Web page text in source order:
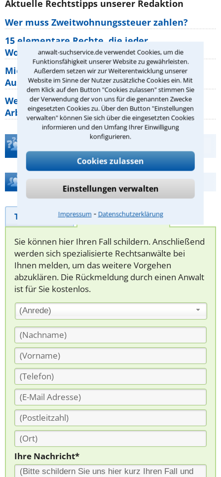
anwalt-suchservice.de verwendet Cookies, um die
Funktionsfähigkeit unserer Website zu gewährleisten.
Außerdem setzen wir zur Weiterentwicklung unserer
Website im Sinne der Nutzer zusätzliche Cookies ein. Mit
dem Klick auf den Button "Cookies zulassen" stimmen Sie
der Verwendung der von uns für die genannten Zwecke
eingesetzten Cookies zu. Über den Button "Einstellungen
verwalten" können Sie sich über die eingesetzten Cookies
informieren und den Umfang Ihrer Einwilligung
konfigurieren.
Cookies zulassen
Einstellungen verwalten
Impressum ⁃ Datenschutzerklärung
Aktuelle Rechtstipps unserer Redaktion
Wer muss Zweitwohnungssteuer zahlen?
15 elementare Rechte, die jeder
Wohnungseigentümer kennen sollte
Mietpreisbremse 2026: Alle Regeln,
Ausnahmen und Rechte für Mieter
Welche Regeln für Teilnahme, Urlaub,
Arbeitszeit gelten beim
Hilfe bei Ihrer Anwaltsuche?
Telefonhilfe Beratungsanfrage
Sie können hier Ihren Fall schildern. Anschließend
werden sich spezialisierte Rechtsanwälte bei
Ihnen melden, um das weitere Vorgehen
abzuklären. Die Rückmeldung durch einen Anwalt
ist für Sie kostenlos.
(Anrede)
Ihre Nachricht*